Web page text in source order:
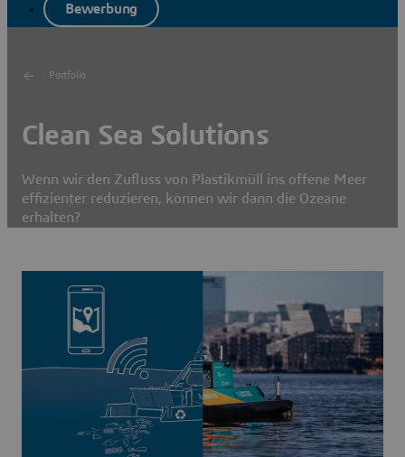
Bewerbung
Portfolio
Clean Sea Solutions
Wenn wir den Zufluss von Plastikmüll ins offene Meer
effizienter reduzieren, können wir dann die Ozeane
erhalten?